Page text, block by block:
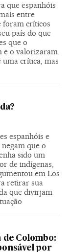
que espanhóis
entre
foram críticos
país do que
que o
e o valorizaram.
uma crítica, mas
espanhóis e
que o
sido um
de indígenas,
em Los
retirar sua
que divirjam
de Colombo:
por